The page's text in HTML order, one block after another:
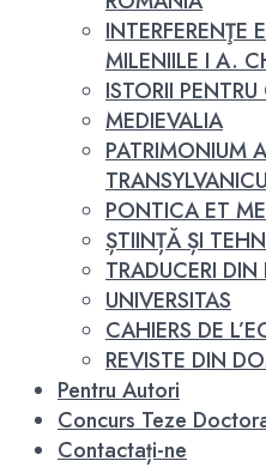
INTERFERENŢE
MILENIILE I A.
ISTORII
MEDIEVALIA
PATRIMONIUM
PONTICA ET
ȘTIINȚĂ ȘI
TRADUCERI
UNIVERSITAS
CAHIERS DE
REVISTE DIN
Pentru Autori
Concurs Teze
Contactați-ne